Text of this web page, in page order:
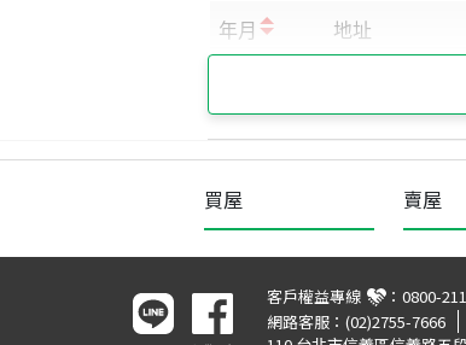
買屋 賣屋
客戶權益專線 ： 0800-
網路客服： (02)2755-7666